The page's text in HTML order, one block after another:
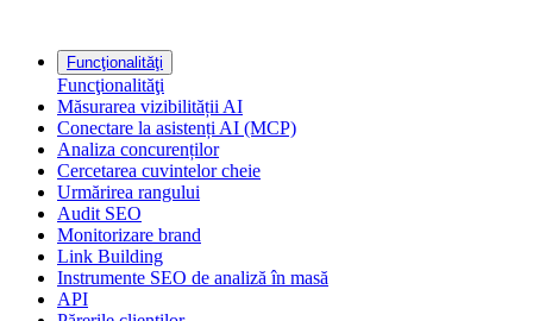
Funcţionalităţi
Funcţionalităţi
Măsurarea vizibilității AI
Conectare la asistenți AI (MCP)
Analiza concurenților
Cercetarea cuvintelor cheie
Urmărirea rangului
Audit SEO
Monitorizare brand
Link Building
Instrumente SEO de analiză în masă
API